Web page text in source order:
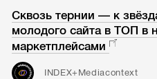
Сквозь тернии — к
молодого сайта в ТОП в
маркетплейсами
INDEX+Mediacontext